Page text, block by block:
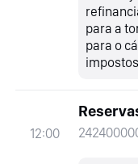
para a
para o
12:00